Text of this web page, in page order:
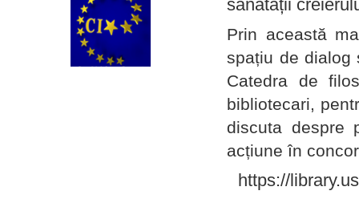
sănătății
Prin această
spațiu de dialog
Catedra de
bibliotecari,
discuta despre
acțiune în
https://